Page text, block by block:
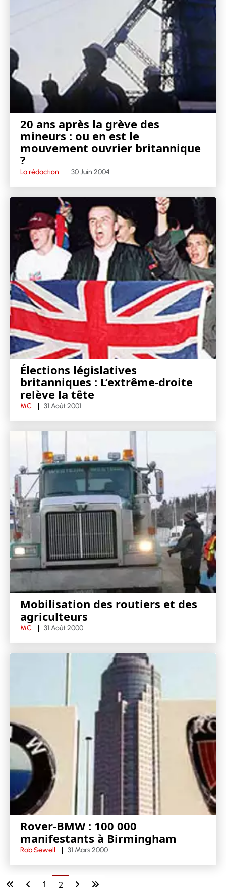
20 ans après la grève des
mineurs : ou en est le
mouvement ouvrier britannique
?
La rédaction 30 Juin 2004
Élections législatives
britanniques : L’extrême-droite
relève la tête
MC 31 Août 2001
Mobilisation des routiers et des
agriculteurs
MC 31 Août 2000
Rover-BMW : 100 000
manifestants à Birmingham
Rob Sewell 31 Mars 2000
1 2